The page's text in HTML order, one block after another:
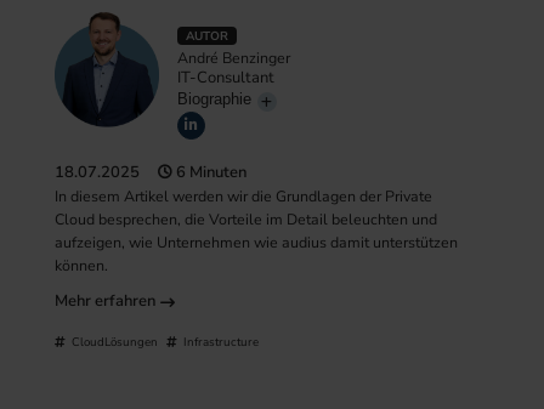
AUTOR
André Benzinger
IT-Consultant
Biographie
18.07.2025 6 Minuten
In diesem Artikel werden wir die Grundlagen der Private
Cloud besprechen, die Vorteile im Detail beleuchten und
aufzeigen, wie Unternehmen wie audius damit unterstützen
können.
Mehr erfahren
CloudLösungen Infrastructure